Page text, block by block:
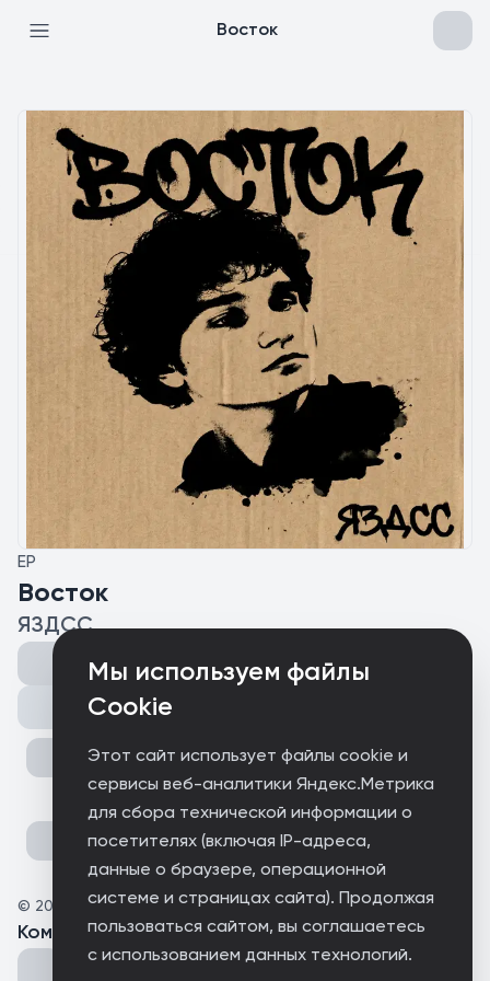
Мы используем файлы
Cookie
Этот сайт использует файлы cookie и
сервисы веб-аналитики Яндекс.Метрика
для сбора технической информации о
посетителях (включая IP-адреса,
данные о браузере, операционной
системе и страницах сайта). Продолжая
пользоваться сайтом, вы соглашаетесь
с использованием данных технологий.
Восток
EP
Восток
ЯЗДСС
© 2026 ПДПП
Комментарии(0 )